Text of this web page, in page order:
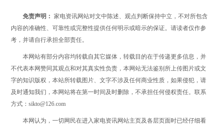
免责声明： 家电资讯网站对文中陈述、观点判断保持中立，不对所包含
内容的准确性、可靠性或完整性提供任何明示或暗示的保证。请读者仅作参
考，并请自行承担全部责任。
本网站有部分内容均转载自其它媒体，转载目的在于传递更多信息，并
不代表本网赞同其观点和对其真实性负责，本网站无法鉴别所上传图片或文
字的知识版权，本站所转载图片、文字不涉及任何商业性质，如果侵犯，请
及时通知我们，本网站将在第一时间及时删除，不承担任何侵权责任。联系
方式：sikto@126.com
本网认为，一切网民在进入家电资讯网站主页及各层页面时已经仔细看